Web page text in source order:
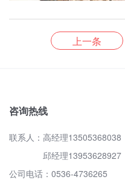
上一条
咨询热线
联系人：高经理13505368038
邱经理13953628927
公司电话：0536-4736265